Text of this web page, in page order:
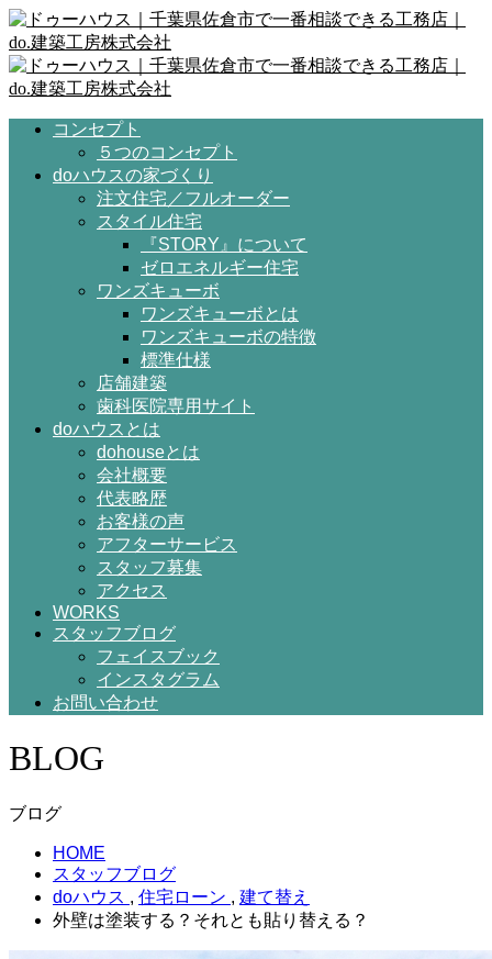
コンセプト
５つのコンセプト
doハウスの家づくり
注文住宅／フルオーダー
スタイル住宅
『STORY』について
ゼロエネルギー住宅
ワンズキューボ
ワンズキューボとは
ワンズキューボの特徴
標準仕様
店舗建築
歯科医院専用サイト
doハウスとは
dohouseとは
会社概要
代表略歴
お客様の声
アフターサービス
スタッフ募集
アクセス
WORKS
スタッフブログ
フェイスブック
インスタグラム
お問い合わせ
BLOG
ブログ
HOME
スタッフブログ
doハウス , 住宅ローン , 建て替え
外壁は塗装する？それとも貼り替える？